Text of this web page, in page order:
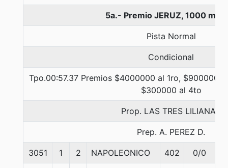
5a.- Premio JERUZ, 1000
Pista Normal
Condicional
Tpo.00:57.37 Premios $4000000 al 1ro, $900000
$300000 al 4to
Prop. LAS TRES LILIANAS
Prep. A. PEREZ D.
3051 1 2 NAPOLEONICO 402 0/0